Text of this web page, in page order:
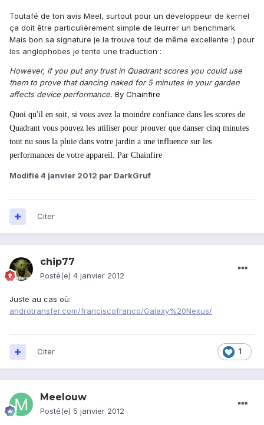
Toutafé de ton avis Meel, surtout pour un développeur de kernel
ça doit être particulièrement simple de leurrer un benchmark.
Mais bon sa signature je la trouve tout de même excellente :) pour
les anglophobes je tente une traduction :
However, if you put any trust in Quadrant scores you could use
them to prove that dancing naked for 5 minutes in your garden
affects device performance. By Chainfire
Quoi qu'il en soit, si vous avez la moindre confiance dans les scores de
Quadrant vous pouvez les utiliser pour prouver que danser cinq minutes
tout nu sous la pluie dans votre jardin a une influence sur les
performances de votre appareil. Par Chainfire
Modifié4 janvier 2012 par DarkGruf
Citer
chip77
Posté(e) 4 janvier 2012
Juste au cas où:
androtransfer.com/franciscofranco/Galaxy%20Nexus/
1
Citer
Meelouw
Posté(e) 5 janvier 2012